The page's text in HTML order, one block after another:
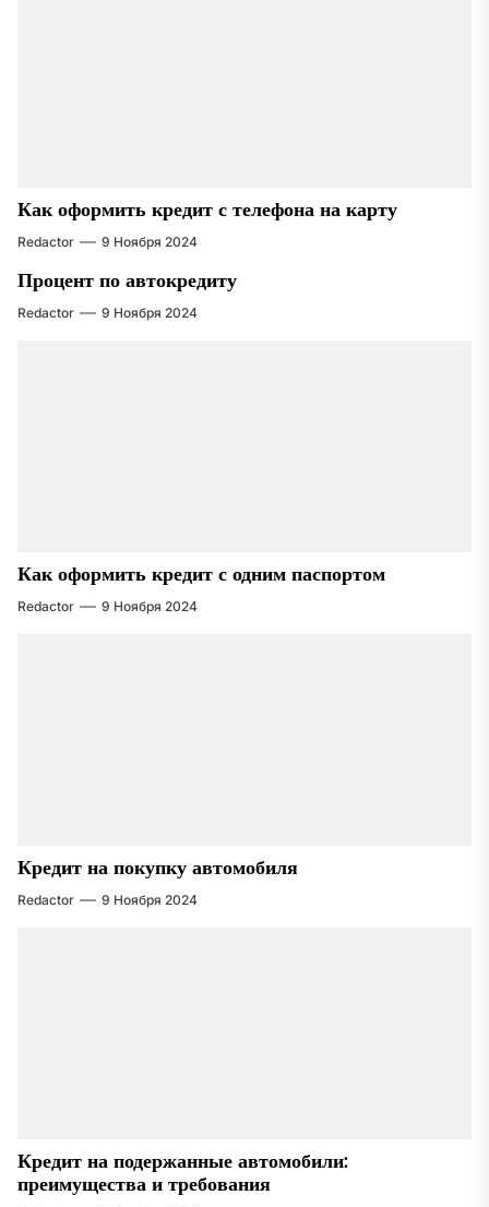
Как оформить кредит с телефона на карту
Redactor 9 Ноября 2024
Процент по автокредиту
Redactor 9 Ноября 2024
Как оформить кредит с одним паспортом
Redactor 9 Ноября 2024
Кредит на покупку автомобиля
Redactor 9 Ноября 2024
Кредит на подержанные автомобили:
преимущества и требования